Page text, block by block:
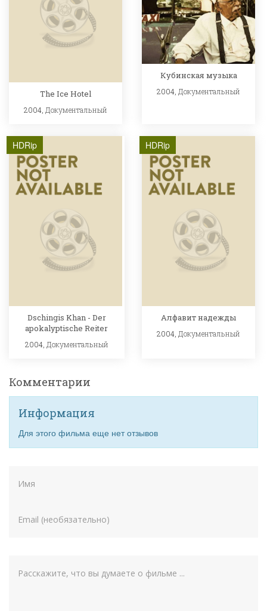
The Ice Hotel
2004, Документальный
Кубинская музыка
2004, Документальный
HDRip
Dschingis Khan - Der
apokalyptische Reiter
2004, Документальный
HDRip
Алфавит надежды
2004, Документальный
Комментарии
Информация
Для этого фильма еще нет отзывов